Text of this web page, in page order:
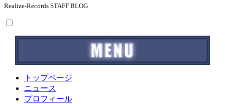
Realize-Records STAFF BLOG
トップページ
ニュース
プロフィール